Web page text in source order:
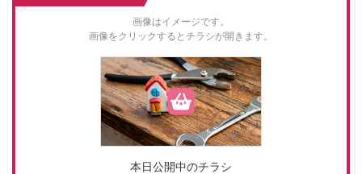
画像はイメージです。
画像をクリックするとチラシが開きます。
本日公開中のチラシ